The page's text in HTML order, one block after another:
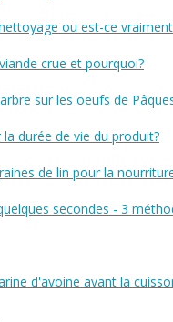
ou est-ce
crue et pourquoi?
sur les oeufs de
durée de vie du produit?
de lin pour la
secondes - 3
d'avoine avant la